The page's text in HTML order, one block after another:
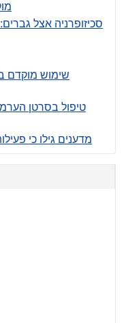
סכיזופרניה אצל
שימוש מוקדם
טיפול בסרטן
מדענים גילו כי